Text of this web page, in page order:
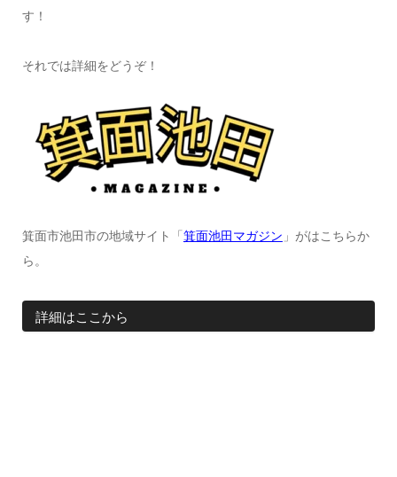
す！
それでは詳細をどうぞ！
箕面市池田市の地域サイト「 箕面池田マガジン 」がはこちらか
ら。
詳細はここから